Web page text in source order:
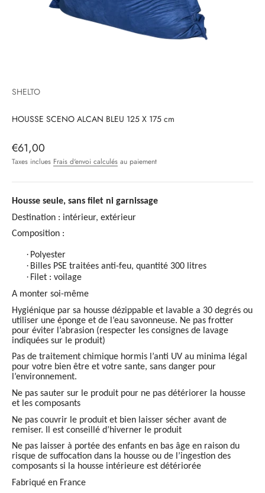
SHELTO
HOUSSE SCENO ALCAN BLEU 125 X 175 cm
Prix de vente
€61,00
Taxes inclues Frais d'envoi calculés au paiement
Housse seule, sans filet ni garnissage
Destination : intérieur, extérieur
Composition :
· Polyester
· Billes PSE traitées anti-feu, quantité 300 litres
· Filet : voilage
A monter soi-même
Hygiénique par sa housse dézippable et lavable a 30 degrés ou
utiliser une éponge et de l’eau savonneuse. Ne pas frotter
pour éviter l’abrasion (respecter les consignes de lavage
indiquées sur le produit)
Pas de traitement chimique hormis l’anti UV au minima légal
pour votre bien être et votre sante, sans danger pour
l’environnement.
Ne pas sauter sur le produit pour ne pas détériorer la housse
et les composants
Ne pas couvrir le produit et bien laisser sécher avant de
remiser. Il est conseillé d’hiverner le produit
Ne pas laisser à portée des enfants en bas âge en raison du
risque de suffocation dans la housse ou de l’ingestion des
composants si la housse intérieure est détériorée
Fabriqué en France